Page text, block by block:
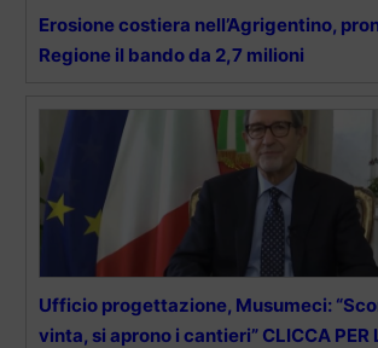
Erosione costiera nell’Agrigentino,
Regione il bando da 2,7 milioni
Ufficio progettazione, Musumeci:
vinta, si aprono i cantieri” CLICCA PER